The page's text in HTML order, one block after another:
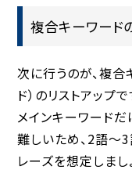
複合キーワード
次に行うのが、複合
ド）のリストアップで
メインキーワード
難しいため、2語〜
レーズを想定しまし